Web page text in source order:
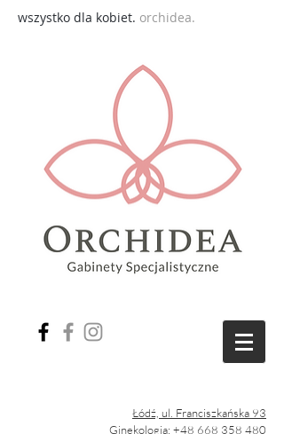
wszystko dla kobiet. orchidea.
Łódź, ul. Franciszkańska 93
Ginekologia: +48 668 358 480